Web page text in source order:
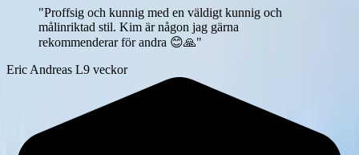
"Proffsig och kunnig med en väldigt kunnig och
målinriktad stil. Kim är någon jag gärna
rekommenderar för andra 😊🙏"
Eric Andreas L9 veckor